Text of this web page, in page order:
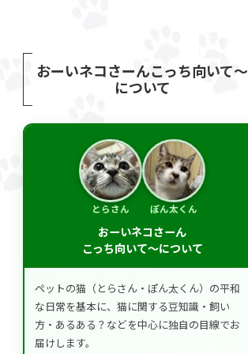
おーいネコさーんこっち向いて～
について
とらさん ぽん太くん
おーいネコさーん
こっち向いて～について
ペットの猫（とらさん・ぽん太くん）の平和
な日常を基本に、猫に関する豆知識・飼い
方・あるある？などを中心に独自の目線でお
届けします。